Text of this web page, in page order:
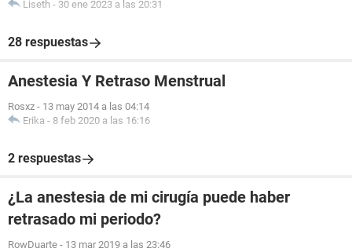
Liseth - 30 ene 2023 a las 20:31
28 respuestas
Anestesia Y Retraso Menstrual
Rosxz - 13 may 2014 a las 04:14
Erika - 8 feb 2020 a las 16:16
2 respuestas
¿La anestesia de mi cirugía puede haber
retrasado mi periodo?
RowDuarte - 13 mar 2019 a las 23:46